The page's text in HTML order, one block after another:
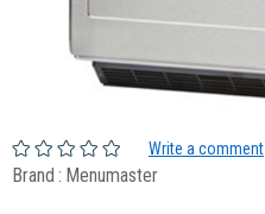
Write a comment
Brand : Menumaster